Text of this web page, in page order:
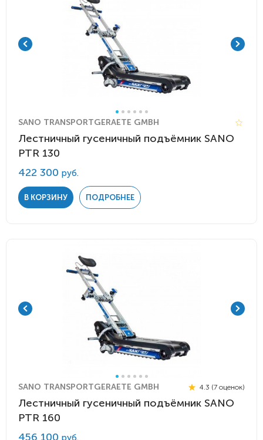
SANO TRANSPORTGERAETE GMBH
Лестничный гусеничный подъёмник SANO
PTR 130
422 300 руб.
В КОРЗИНУ ПОДРОБНЕЕ
SANO TRANSPORTGERAETE GMBH 4.3 (7 оценок)
Лестничный гусеничный подъёмник SANO
PTR 160
456 100 руб.